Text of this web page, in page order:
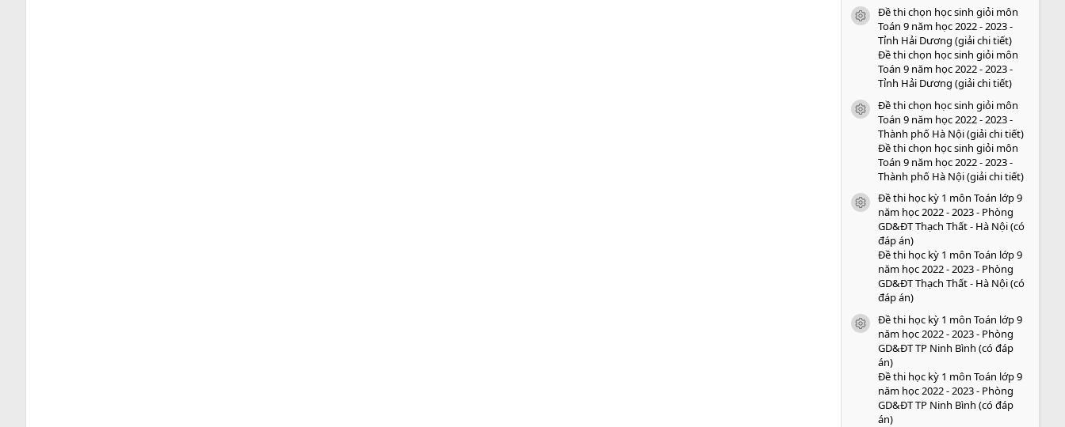
o
icon tài liệu
Đề thi chọn học sinh giỏi môn
Toán 9 năm học 2022 - 2023 -
Tỉnh Hải Dương (giải chi tiết)
Đề thi chọn học sinh giỏi môn
Toán 9 năm học 2022 - 2023 -
Tỉnh Hải Dương (giải chi tiết)
icon tài liệu
Đề thi chọn học sinh giỏi môn
Toán 9 năm học 2022 - 2023 -
Thành phố Hà Nội (giải chi tiết)
Đề thi chọn học sinh giỏi môn
Toán 9 năm học 2022 - 2023 -
Thành phố Hà Nội (giải chi tiết)
icon tài liệu
Đề thi học kỳ 1 môn Toán lớp 9
năm học 2022 - 2023 - Phòng
GD&ĐT Thạch Thất - Hà Nội (có
đáp án)
Đề thi học kỳ 1 môn Toán lớp 9
năm học 2022 - 2023 - Phòng
GD&ĐT Thạch Thất - Hà Nội (có
đáp án)
icon tài liệu
Đề thi học kỳ 1 môn Toán lớp 9
năm học 2022 - 2023 - Phòng
GD&ĐT TP Ninh Bình (có đáp
án)
Đề thi học kỳ 1 môn Toán lớp 9
năm học 2022 - 2023 - Phòng
GD&ĐT TP Ninh Bình (có đáp
án)